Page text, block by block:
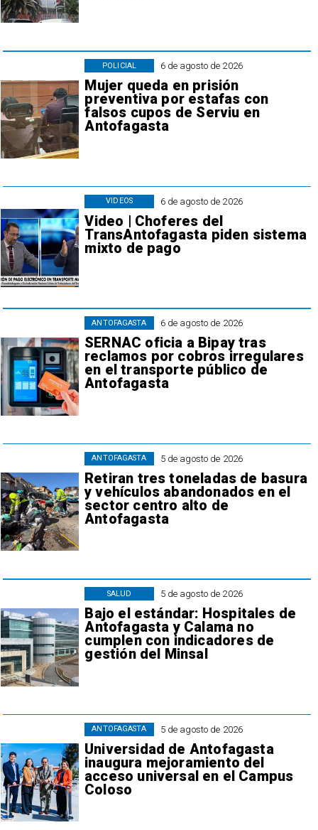
6 de agosto de 2026
Mujer queda en prisión
preventiva por estafas con
falsos cupos de Serviu en
Antofagasta
POLICIAL
6 de agosto de 2026
Video | Choferes del
TransAntofagasta piden sistema
mixto de pago
VIDEOS
6 de agosto de 2026
SERNAC oficia a Bipay tras
reclamos por cobros irregulares
en el transporte público de
Antofagasta
ANTOFAGASTA
5 de agosto de 2026
Retiran tres toneladas de basura
y vehículos abandonados en el
sector centro alto de
Antofagasta
ANTOFAGASTA
5 de agosto de 2026
Bajo el estándar: Hospitales de
Antofagasta y Calama no
cumplen con indicadores de
gestión del Minsal
SALUD
5 de agosto de 2026
Universidad de Antofagasta
inaugura mejoramiento del
acceso universal en el Campus
Coloso
ANTOFAGASTA